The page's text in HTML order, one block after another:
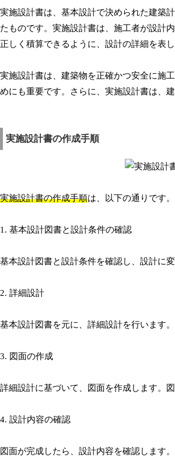
実施設計書は、基本設計で決められた建築
たものです。実施設計書は、施工者が設計
正しく積算できるように、設計の詳細を表
実施設計書は、建築物を正確かつ安全に施
めにも重要です。さらに、実施設計書は、
実施設計書の作成手順
実施設計書の作成手順は、以下の通りです。
1. 基本設計図書と設計条件の確認
基本設計図書と設計条件を確認し、設計に
2. 詳細設計
基本設計図書を元に、詳細設計を行います
3. 図面の作成
詳細設計に基づいて、図面を作成します。
4. 設計内容の確認
図面が完成したら、設計内容を確認します